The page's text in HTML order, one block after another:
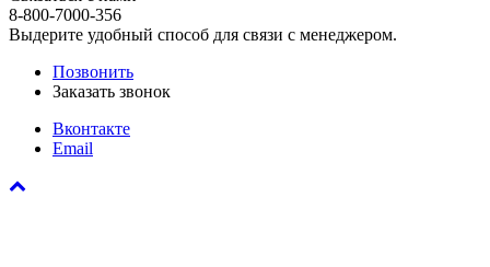
8-800-7000-356
Выдерите удобный способ для связи с менеджером.
Позвонить
Заказать звонок
Вконтакте
Email